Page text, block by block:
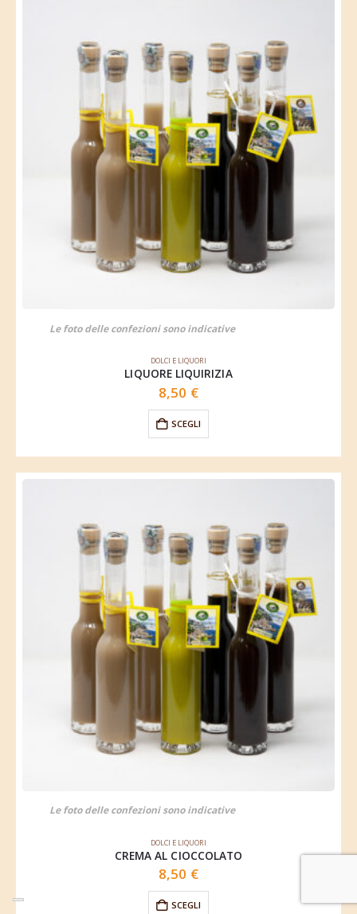
Le foto delle confezioni sono indicative
DOLCI E LIQUORI
LIQUORE LIQUIRIZIA
8,50 €
SCEGLI
Le foto delle confezioni sono indicative
DOLCI E LIQUORI
CREMA AL CIOCCOLATO
8,50 €
SCEGLI